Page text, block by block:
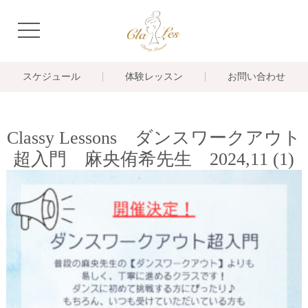
navigation
スケジュール 体験レッスン お問い合わせ
Classy Lessons ダンスワークアウト
超入門 麻央侑希先生 2024,11 (1)